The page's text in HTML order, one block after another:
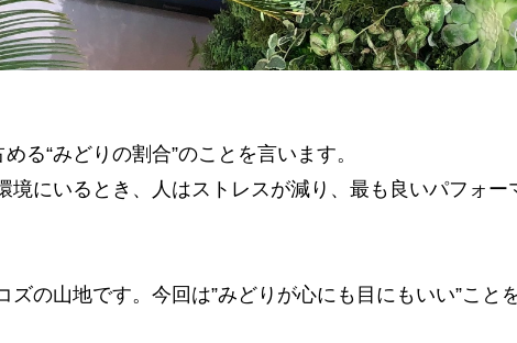
る“みどりの割合”のことを言います。
境にいるとき、人はストレスが減り、最も良いパフォ
ズの山地です。今回は”みどりが心にも目にもいい”こと